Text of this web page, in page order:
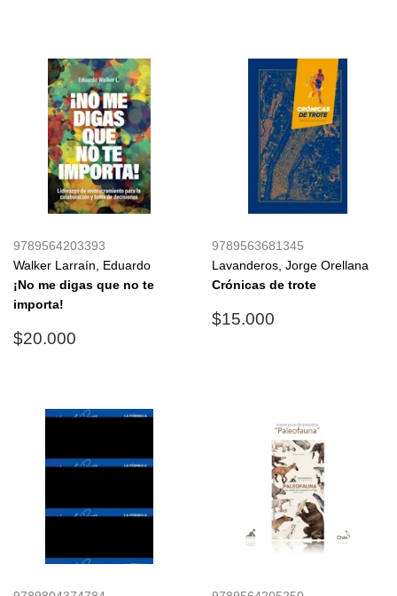
9789564203393
Walker Larraín, Eduardo
¡No me digas que no te
importa!
Precio
$20.000
9789563681345
Lavanderos, Jorge Orellana
Crónicas de trote
Precio
$15.000